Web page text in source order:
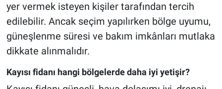
yer vermek isteyen kişiler tarafından tercih
edilebilir. Ancak seçim yapılırken bölge uyumu,
güneşlenme süresi ve bakım imkânları mutlaka
dikkate alınmalıdır.
Kayısı fidanı hangi bölgelerde daha iyi yetişir?